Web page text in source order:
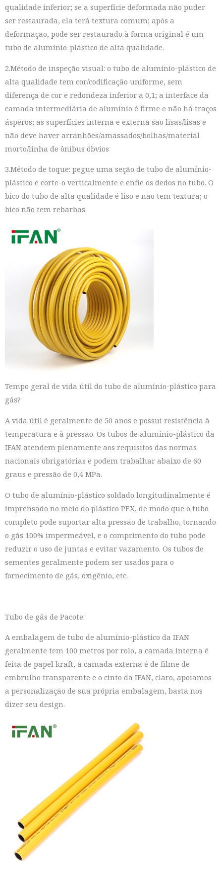
qualidade inferior; se a superfície deformada não puder
ser restaurada, ela terá textura comum; após a
deformação, pode ser restaurado à forma original é um
tubo de alumínio-plástico de alta qualidade.
2.Método de inspeção visual: o tubo de alumínio-plástico de
alta qualidade tem cor/codificação uniforme, sem
diferença de cor e redondeza inferior a 0,1; a interface da
camada intermediária de alumínio é firme e não há traços
ásperos; as superfícies interna e externa são lisas/lisas e
não deve haver arranhões/amassados/bolhas/material
morto/linha de ônibus óbvios
3.Método de toque: pegue uma seção de tubo de alumínio-
plástico e corte-o verticalmente e enfie os dedos no tubo. O
bico do tubo de alta qualidade é liso e não tem textura; o
bico não tem rebarbas.
Tempo geral de vida útil do tubo de alumínio-plástico para
gás?
A vida útil é geralmente de 50 anos e possui resistência à
temperatura e à pressão. Os tubos de alumínio-plástico da
IFAN atendem plenamente aos requisitos das normas
nacionais obrigatórias e podem trabalhar abaixo de 60
graus e pressão de 0,4 MPa.
O tubo de alumínio-plástico soldado longitudinalmente é
imprensado no meio do plástico PEX, de modo que o tubo
completo pode suportar alta pressão de trabalho, tornando
o gás 100% impermeável, e o comprimento do tubo pode
reduzir o uso de juntas e evitar vazamento. Os tubos de
sementes geralmente podem ser usados ​​para o
fornecimento de gás, oxigênio, etc.
Tubo de gás de Pacote:
A embalagem de tubo de alumínio-plástico da IFAN
geralmente tem 100 metros por rolo, a camada interna é
feita de papel kraft, a camada externa é de filme de
embrulho transparente e o cinto da IFAN, claro, apoiamos
a personalização de sua própria embalagem, basta nos
dizer seu design.